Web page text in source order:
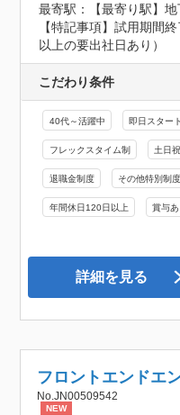
最寄駅：【最寄り駅】
【特記事項】試用期間
以上の要出社日あり）
こだわり条件
40代～活躍中 即日スタート
フレックスタイム制 土日
退職金制度 その他特別制
年間休日120日以上 賞与あ
詳細を見る
フロントエンドエ
No.JN00509542
NEW